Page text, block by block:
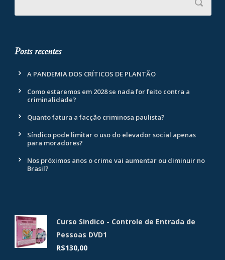
Posts recentes
A PANDEMIA DOS CRÍTICOS DE PLANTÃO
Como estaremos em 2028 se nada for feito contra a
criminalidade?
Quanto fatura a facção criminosa paulista?
Síndico pode limitar o uso do elevador social apenas
para moradores?
Nos próximos anos o crime vai aumentar ou diminuir no
Brasil?
Curso Sindico - Controle de Entrada de
Pessoas DVD1
R$130,00